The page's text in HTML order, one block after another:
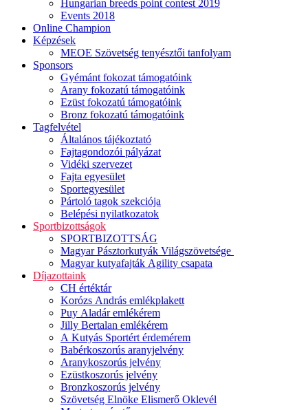
Hungarian breeds point contest 2019
Events 2018
Online Champion
Képzések
MEOE Szövetség tenyésztői tanfolyam
Sponsors
Gyémánt fokozat támogatóink
Arany fokozatú támogatóink
Ezüst fokozatú támogatóink
Bronz fokozatú támogatóink
Tagfelvétel
Általános tájékoztató
Fajtagondozói pályázat
Vidéki szervezet
Fajta egyesület
Sportegyesület
Pártoló tagok szekciója
Belépési nyilatkozatok
Sportbizottságok
SPORTBIZOTTSÁG
Magyar Pásztorkutyák Világszövetsége
Magyar kutyafajták Agility csapata
Díjazottaink
CH értéktár
Korózs András emlékplakett
Puy Aladár emlékérem
Jilly Bertalan emlékérem
A Kutyás Sportért érdemérem
Babérkoszorús aranyjelvény
Aranykoszorús jelvény
Ezüstkoszorús jelvény
Bronzkoszorús jelvény
Szövetség Elnöke Elismerő Oklevél